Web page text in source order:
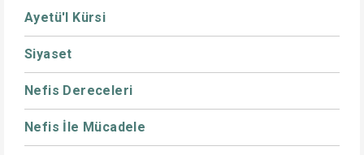
Ayetü'l Kürsi
Siyaset
Nefis Dereceleri
Nefis İle Mücadele